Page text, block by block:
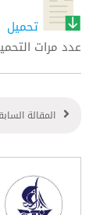
تحميل
عدد مرات التحميل
المقالة